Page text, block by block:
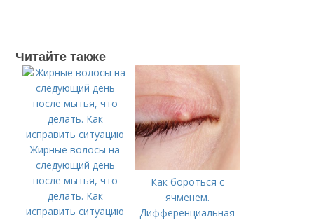
Читайте также
Жирные волосы на
следующий день
после мытья, что
делать. Как
исправить ситуацию
Как бороться с
ячменем.
Дифференциальная